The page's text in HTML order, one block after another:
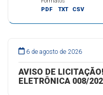
PDF
TXT CSV
6 de agosto de 2026
AVISO DE
ELETRÔNICA 008/